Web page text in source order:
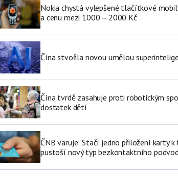
Nokia chystá vylepšené tlačítkové
a cenu mezi 1000 – 2000 Kč
Čína stvořila novou umělou
Čína tvrdě zasahuje proti robotickým
dostatek dětí
ČNB varuje: Stačí jedno přiložení karty
pustoší nový typ bezkontaktního